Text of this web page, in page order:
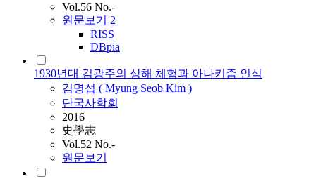
Vol.56 No.-
원문보기 2
RISS
DBpia
1930년대 김광주의 상해 체험과 아나키즘 인식
김명섭 ( Myung Seob Kim )
단국사학회
2016
史學志
Vol.52 No.-
원문보기